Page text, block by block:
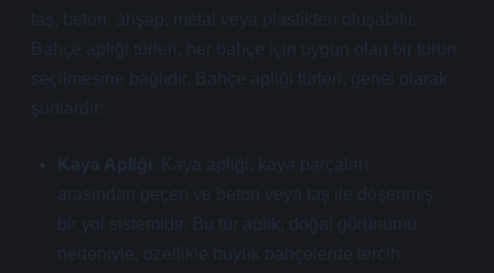
taş, beton, ahşap, metal veya plastikten oluşabilir.
Bahçe apliği türleri, her bahçe için uygun olan bir türün
seçilmesine bağlıdır. Bahçe apliği türleri, genel olarak
şunlardır:
Kaya Apliği: Kaya apliği, kaya parçaları
arasından geçen ve beton veya taş ile döşenmiş
bir yol sistemidir. Bu tür aplik, doğal görünümü
nedeniyle, özellikle büyük bahçelerde tercih